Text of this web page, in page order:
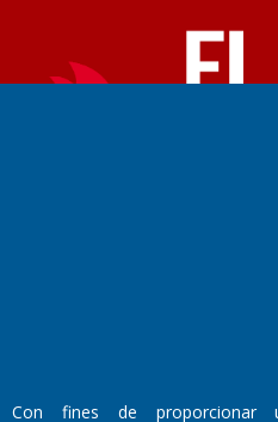
Domicilio Legal: José Ingenieros 855,
Con fines de proporcionar